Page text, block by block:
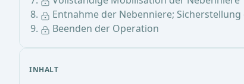
INHALT
Entnahme der Nebenniere;
Beenden der Operation